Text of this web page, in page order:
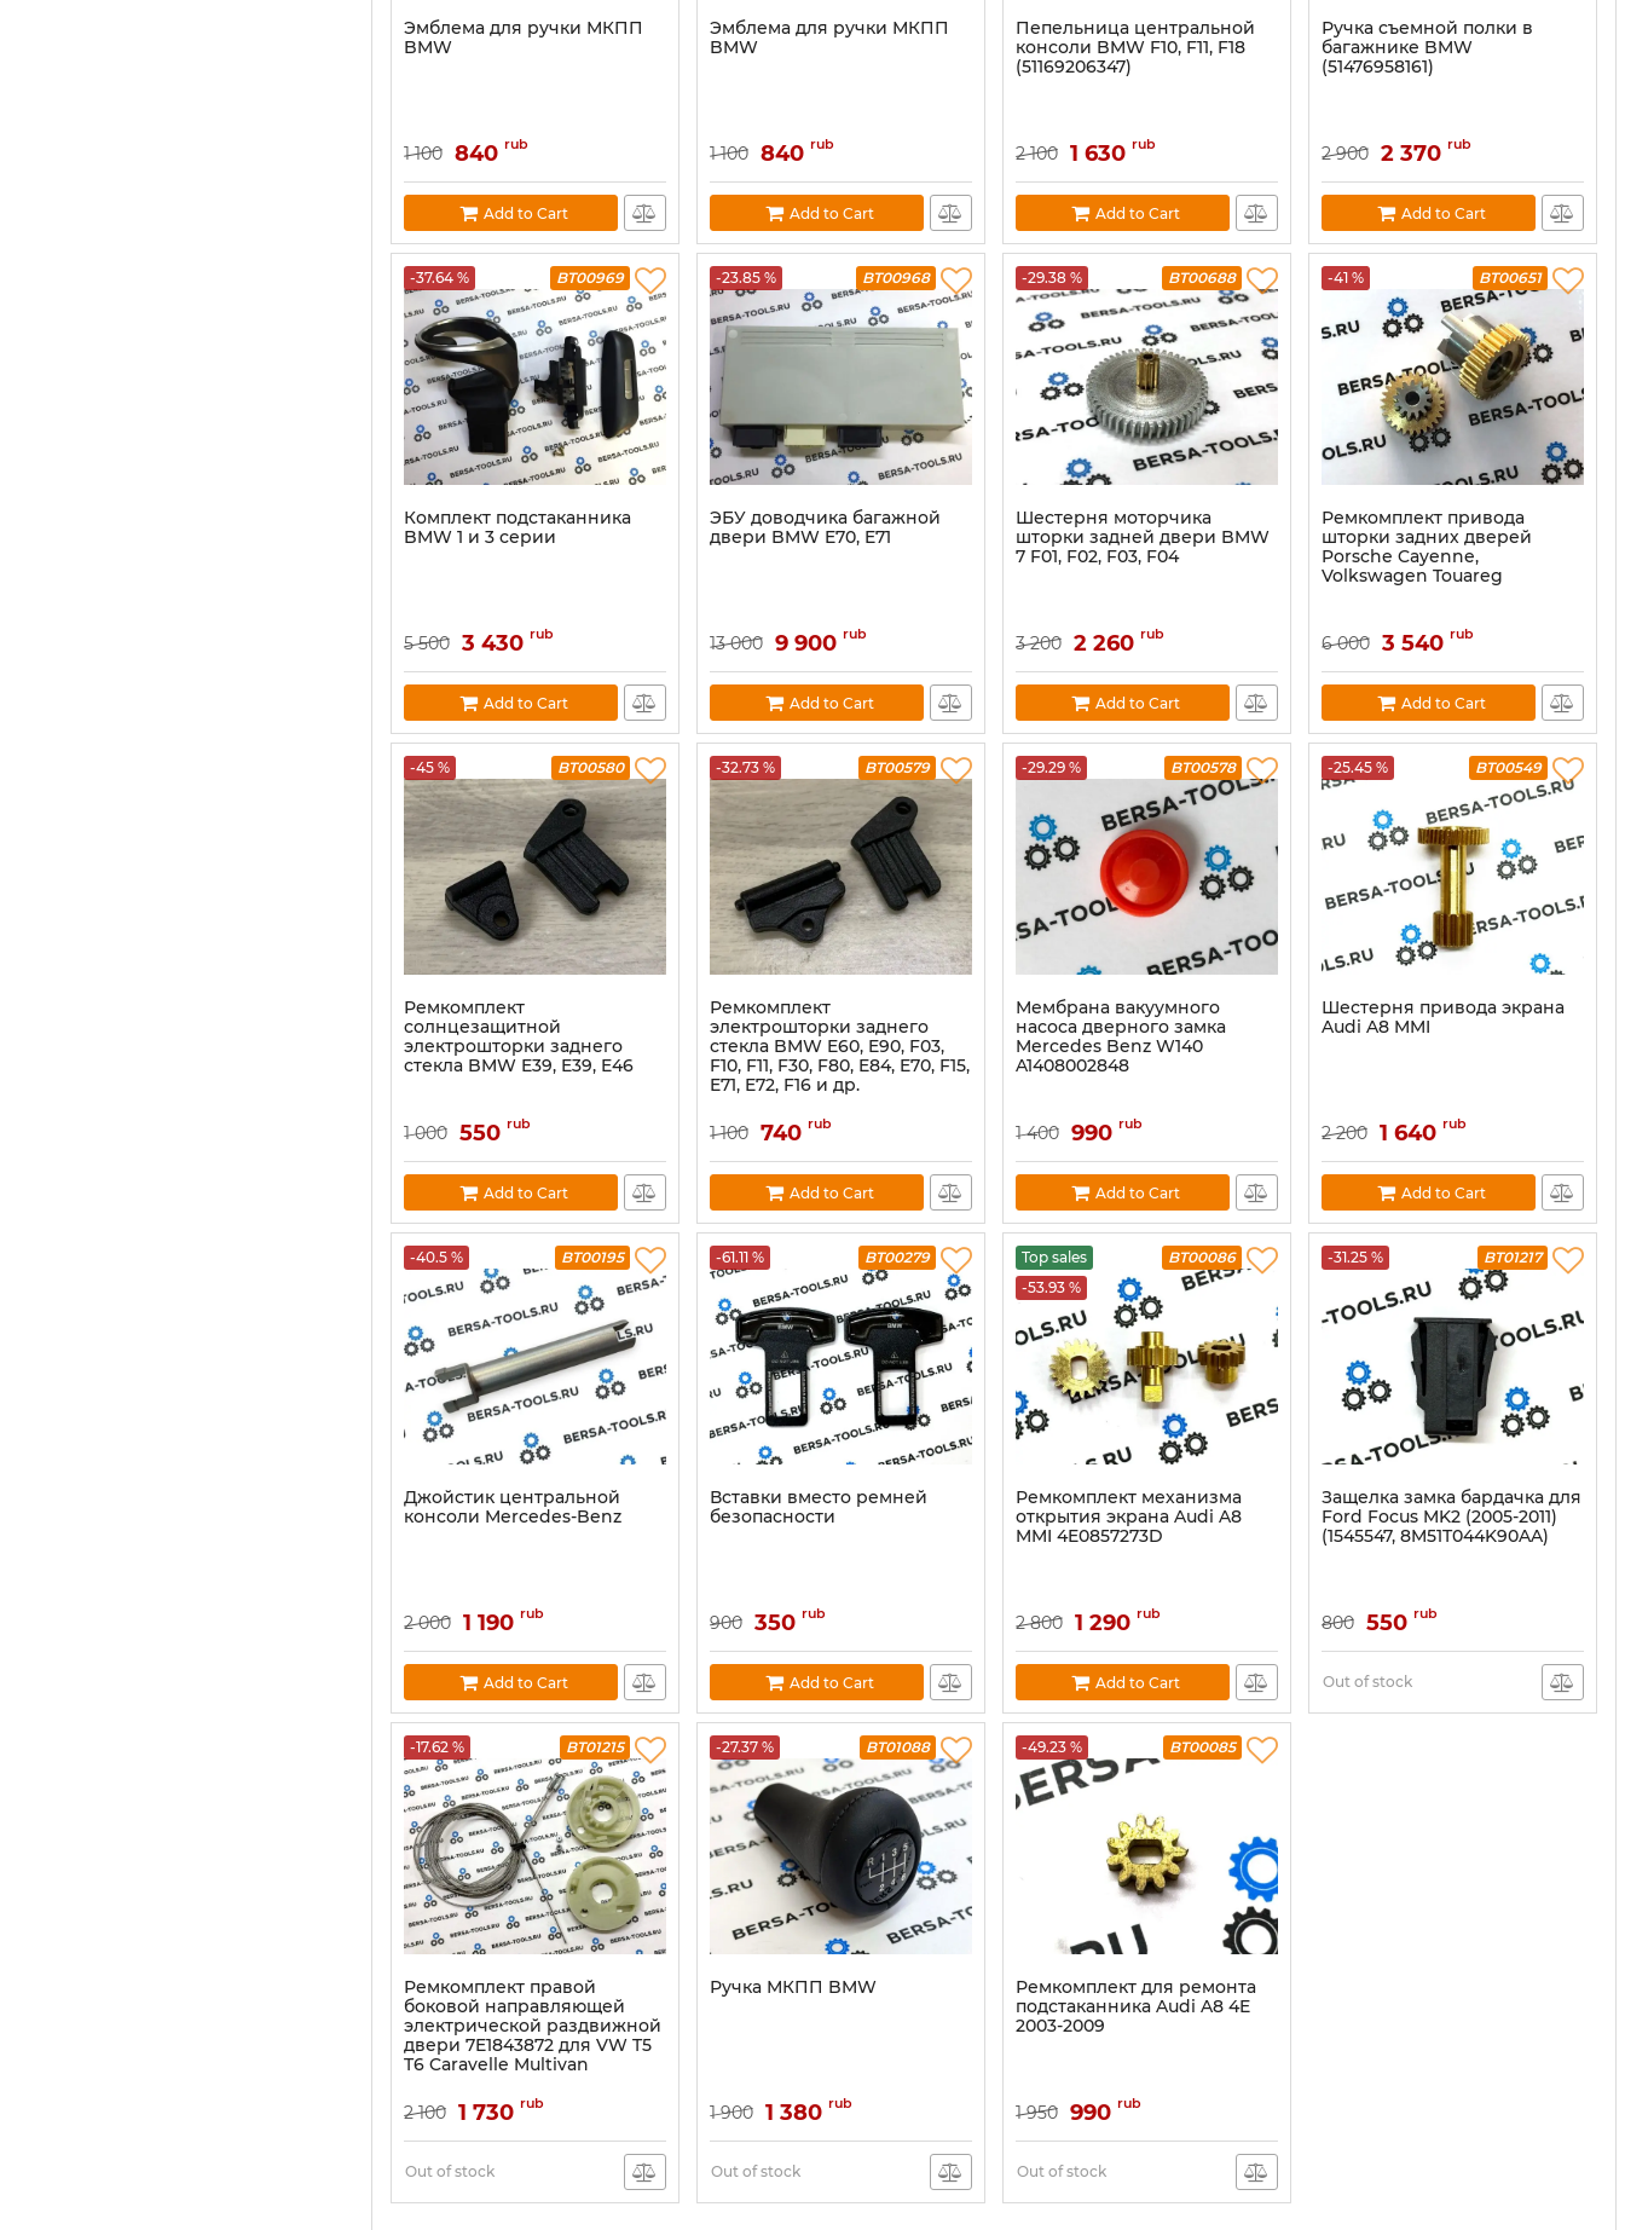
Эмблема для ручки МКПП
BMW
1 100 840 rub
Add to Cart
Эмблема для ручки МКПП
BMW
1 100 840 rub
Add to Cart
Пепельница центральной
консоли BMW F10, F11, F18
(51169206347)
2 100 1 630 rub
Add to Cart
Ручка съемной полки в
багажнике BMW
(51476958161)
2 900 2 370 rub
Add to Cart
-37.64 % BT00969
Комплект подстаканника
BMW 1 и 3 серии
5 500 3 430 rub
Add to Cart
-23.85 % BT00968
ЭБУ доводчика багажной
двери BMW E70, E71
13 000 9 900 rub
Add to Cart
-29.38 % BT00688
Шестерня моторчика
шторки задней двери BMW
7 F01, F02, F03, F04
3 200 2 260 rub
Add to Cart
-41 % BT00651
Ремкомплект привода
шторки задних дверей
Porsche Cayenne,
Volkswagen Touareg
6 000 3 540 rub
Add to Cart
-45 % BT00580
Ремкомплект
солнцезащитной
электрошторки заднего
стекла BMW E39, E39, E46
1 000 550 rub
Add to Cart
-32.73 % BT00579
Ремкомплект
электрошторки заднего
стекла BMW E60, E90, F03,
F10, F11, F30, F80, E84, E70, F15,
E71, E72, F16 и др.
1 100 740 rub
Add to Cart
-29.29 % BT00578
Мембрана вакуумного
насоса дверного замка
Mercedes Benz W140
A1408002848
1 400 990 rub
Add to Cart
-25.45 % BT00549
Шестерня привода экрана
Audi A8 MMI
2 200 1 640 rub
Add to Cart
-40.5 % BT00195
Джойстик центральной
консоли Mercedes-Benz
2 000 1 190 rub
Add to Cart
-61.11 % BT00279
Вставки вместо ремней
безопасности
900 350 rub
Add to Cart
Top sales
-53.93 %
BT00086
Ремкомплект механизма
открытия экрана Audi A8
MMI 4E0857273D
2 800 1 290 rub
Add to Cart
-31.25 % BT01217
Защелка замка бардачка для
Ford Focus MK2 (2005-2011)
(1545547, 8M51T044K90AA)
800 550 rub
Out of stock
-17.62 % BT01215
Ремкомплект правой
боковой направляющей
электрической раздвижной
двери 7E1843872 для VW T5
T6 Caravelle Multivan
2 100 1 730 rub
Out of stock
-27.37 % BT01088
Ручка МКПП BMW
1 900 1 380 rub
Out of stock
-49.23 % BT00085
Ремкомплект для ремонта
подстаканника Audi A8 4E
2003-2009
1 950 990 rub
Out of stock